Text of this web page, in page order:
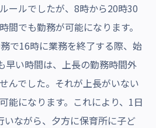
ールでしたが、8時から20時30
間でも勤務が可能になります。
で16時に業務を終了する際、始
早い時間は、上長の勤務時間外
んでした。それが上長がいない
能になります。これにより、1日
ながら、夕方に保育所に子ど